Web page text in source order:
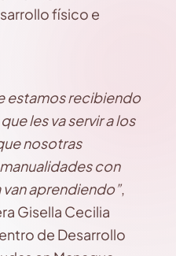
físico e
estamos recibiendo
les va servir a los
nosotras
con
van aprendiendo”,
Gisella Cecilia
de Desarrollo